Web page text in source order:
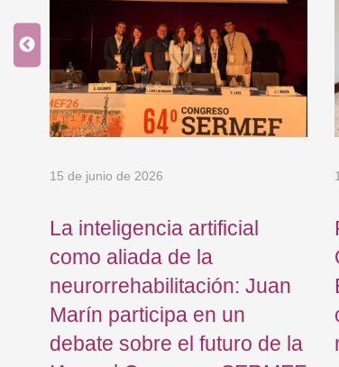
15 de junio de 2026
La inteligencia artificial
como aliada de la
neurorrehabilitación: Juan
Marín participa en un
debate sobre el futuro de la